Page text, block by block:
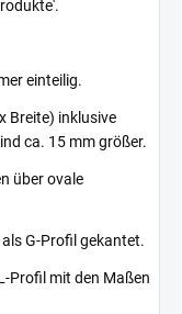
einteilig.
Breite) inklusive
ca. 15 mm größer.
über ovale
als G-Profil gekantet.
Profil mit den Maßen